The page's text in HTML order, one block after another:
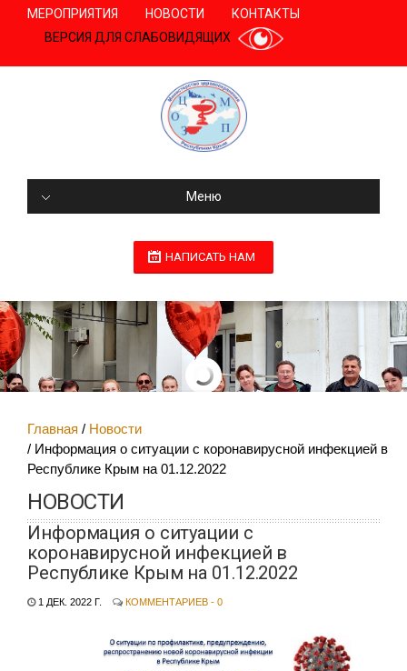
МЕРОПРИЯТИЯ НОВОСТИ
КОНТАКТЫ
ВЕРСИЯ ДЛЯ СЛАБОВИДЯЩИХ
Меню
НАПИСАТЬ НАМ
Главная
Новости
Информация о ситуации с коронавирусной инфекцией в
Республике Крым на 01.12.2022
НОВОСТИ
Информация о ситуации с
коронавирусной инфекцией в
Республике Крым на 01.12.2022
1 ДЕК. 2022 Г. КОММЕНТАРИЕВ - 0